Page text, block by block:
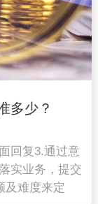
多少？
回复3.通过意
实业务，提交
及难度来定